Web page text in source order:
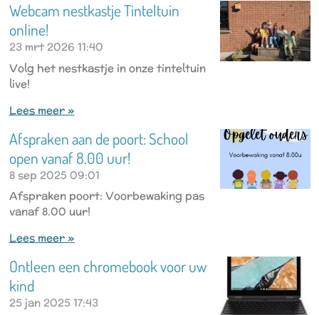
Webcam nestkastje Tinteltuin
online!
23 mrt 2026 11:40
Volg het nestkastje in onze tinteltuin
live!
Lees meer »
Afspraken aan de poort: School
open vanaf 8.00 uur!
8 sep 2025 09:01
Afspraken poort: Voorbewaking pas
vanaf 8.00 uur!
Lees meer »
Ontleen een chromebook voor uw
kind
25 jan 2025 17:43